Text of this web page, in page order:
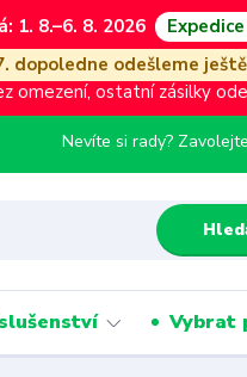
1. 8.–6. 8. 2026
dopoledne odešleme
omezení, ostatní zásilky
Nevíte si rady?
Vybrat